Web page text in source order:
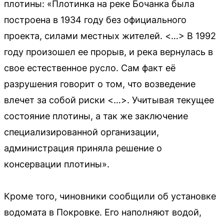
плотины: «Плотинка на реке Бочанка была
построена в 1934 году без официального
проекта, силами местных жителей. <…> В 1992
году произошел ее прорыв, и река вернулась в
свое естественное русло. Сам факт её
разрушения говорит о том, что возведение
влечет за собой риски <…>. Учитывая текущее
состояние плотины, а так же заключение
специализированной организации,
администрация приняла решение о
консервации плотины».
Кроме того, чиновники сообщили об установке
водомата в Покровке. Его наполняют водой,